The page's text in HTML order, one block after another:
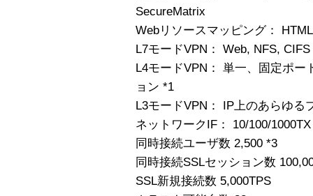
SecureMatrix
Webリソースマッピング：
L7モードVPN： Web, NFS, CIFS
L4モードVPN： 単一、固定ポー
ョン *1
L3モードVPN： IP上のあらゆる
ネットワークIF： 10/100/
同時接続ユーザ数 2,500 *3
同時接続SSLセッション数
SSL新規接続数 5,000TPS